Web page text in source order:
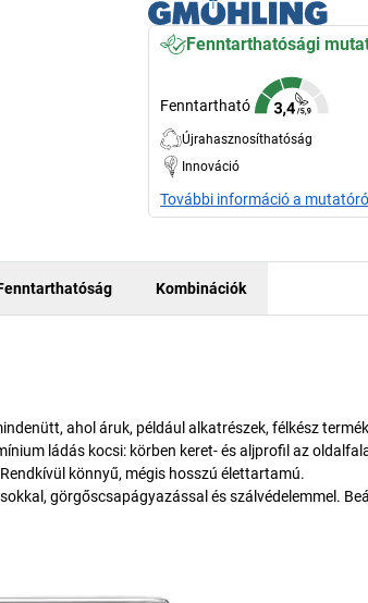
Fenntarthatósági
Fenntartható
Újrahasznosíthatóság
Innováció
További információ a mutatóról
Kombinációk
ahol áruk, például alkatrészek, félkész
ládás kocsi: körben keret- és aljprofil az
könnyű, mégis hosszú élettartamú.
görgőscsapágyazással és szálvédelemmel.